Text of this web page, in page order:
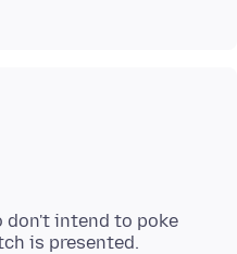
don't intend to poke
is presented.